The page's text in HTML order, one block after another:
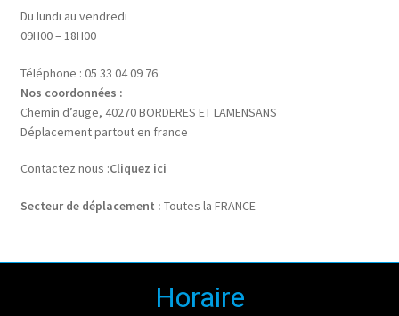
Du lundi au vendredi
09H00 – 18H00
Téléphone : 05 33 04 09 76
Nos coordonnées :
Chemin d’auge, 40270 BORDERES ET LAMENSANS
Déplacement partout en france
Contactez nous :Cliquez ici
Secteur de déplacement : Toutes la FRANCE
Horaire